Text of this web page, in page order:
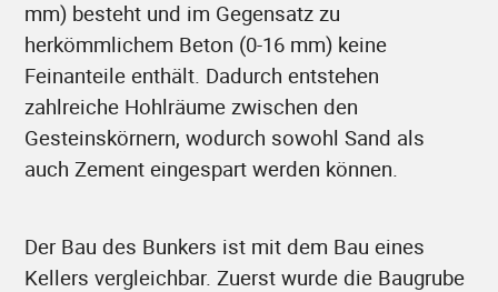
mm) besteht und im Gegensatz zu
herkömmlichem Beton (0-16 mm) keine
Feinanteile enthält. Dadurch entstehen
zahlreiche Hohlräume zwischen den
Gesteinskörnern, wodurch sowohl Sand als
auch Zement eingespart werden können.
Der Bau des Bunkers ist mit dem Bau eines
Kellers vergleichbar. Zuerst wurde die Baugrube